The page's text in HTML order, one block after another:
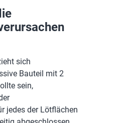
sich
Bauteil mit 2
sein,
jedes der Lötflächen